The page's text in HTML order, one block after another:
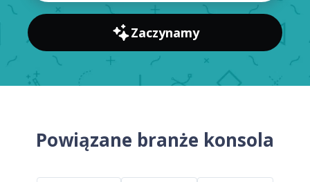
Zaczynamy
Powiązane branże konsola